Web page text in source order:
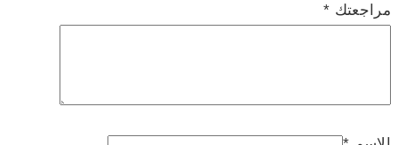
مراجعتك *